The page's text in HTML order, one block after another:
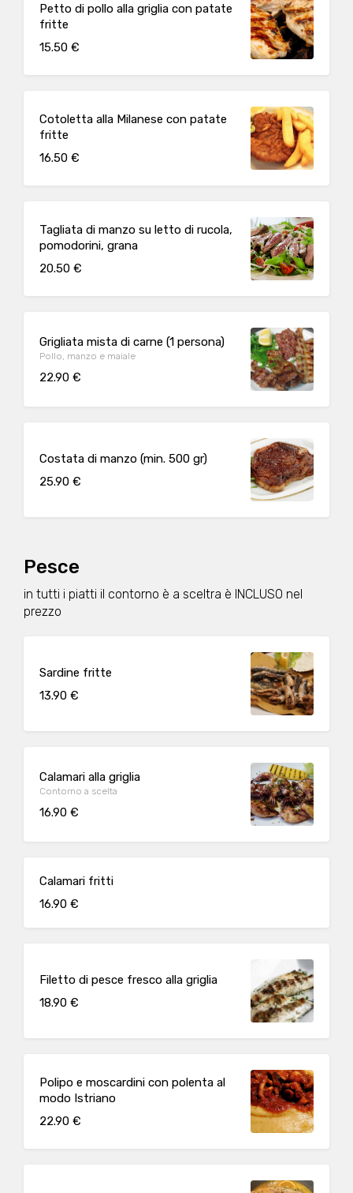
Petto di pollo alla griglia con patate
fritte
15.50 €
Cotoletta alla Milanese con patate
fritte
16.50 €
Tagliata di manzo su letto di rucola,
pomodorini, grana
20.50 €
Grigliata mista di carne (1 persona)
Pollo, manzo e maiale
22.90 €
Costata di manzo (min. 500 gr)
25.90 €
Pesce
in tutti i piatti il contorno è a sceltra è INCLUSO nel
prezzo
Sardine fritte
13.90 €
Calamari alla griglia
Contorno a scelta
16.90 €
Calamari fritti
16.90 €
Filetto di pesce fresco alla griglia
18.90 €
Polipo e moscardini con polenta al
modo Istriano
22.90 €